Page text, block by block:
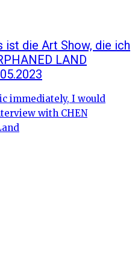
ist die Art Show, die ich
LAND